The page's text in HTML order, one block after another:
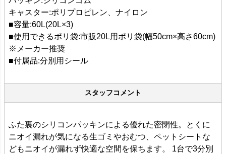
キャスター:ポリプロピレン、ナイロン
■容量:60L(20L×3)
■使用できるポリ袋:市販20L用ポリ袋(幅50cm×高さ60cm)
※メーカー推奨
■付属品:分別用シール
スタッフコメント
ふた裏のシリコンパッキンによる優れた密閉性。とくに
ニオイ漏れが気になる生ゴミやおむつ、ペットシートな
どもニオイが漏れず快適な空間を保ちます。 1台で3分別